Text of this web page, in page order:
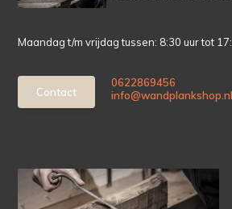
Maandag t/m vrijdag tussen: 8:30 uur tot
Contact
0622869456
info@wandplankshop.nl